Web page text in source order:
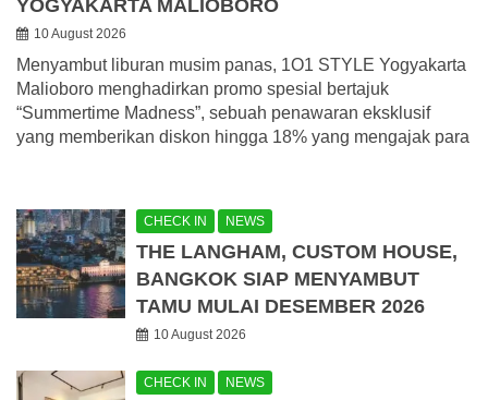
YOGYAKARTA MALIOBORO
10 August 2026
Menyambut liburan musim panas, 1O1 STYLE Yogyakarta
Malioboro menghadirkan promo spesial bertajuk
“Summertime Madness”, sebuah penawaran eksklusif
yang memberikan diskon hingga 18% yang mengajak para
CHECK IN NEWS
THE LANGHAM, CUSTOM HOUSE,
BANGKOK SIAP MENYAMBUT
TAMU MULAI DESEMBER 2026
10 August 2026
CHECK IN NEWS